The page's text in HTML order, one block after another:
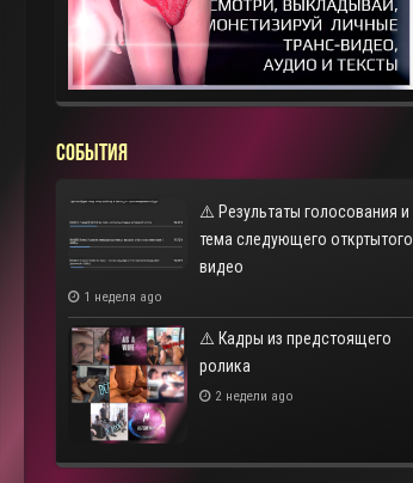
СОБЫТИЯ
⚠️ Результаты голосования и
тема следующего откртытого
видео
1 неделя ago
⚠️ Кадры из предстоящего
ролика
2 недели ago